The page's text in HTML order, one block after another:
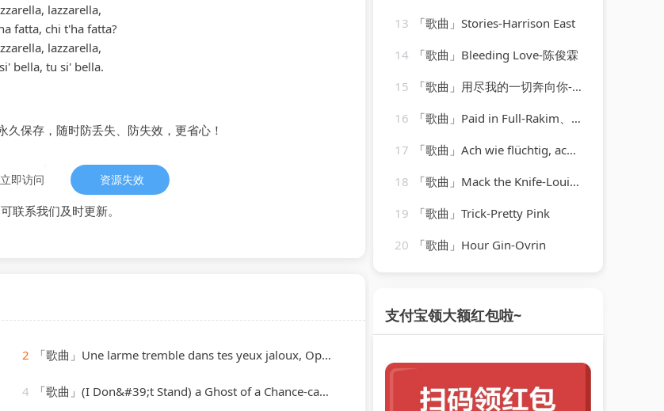
lazzarella,
fatta, chi t'ha fatta?
lazzarella,
bella, tu si' bella.
保存，随时防丢失、防失效，更省心！
立即访问 资源失效
联系我们及时更新。
2 「歌曲」Une larme tremble dans tes yeux jaloux, Op. 6 No. 4-Anton Diakov、Baldo Podic
4 「歌曲」(I Don&#39;t Stand) a Ghost of a Chance-cab calloway & his orchestra
13
「歌曲」Stories-Harrison East
14
「歌曲」Bleeding Love-陈俊霖
15
「歌曲」用尽我的一切奔向你-孤弋
16
「歌曲」Paid in Full-Rakim、Eric B
17
「歌曲」Ach wie flüchtig, ach wie nichtig, BWV 26 VI. Ach wie flüchtig, ach wie nichtig
18
「歌曲」Mack the Knife-Louis Armstrong
19
「歌曲」Trick-Pretty Pink
20
「歌曲」Hour Gin-Ovrin
支付宝领大额红包啦~